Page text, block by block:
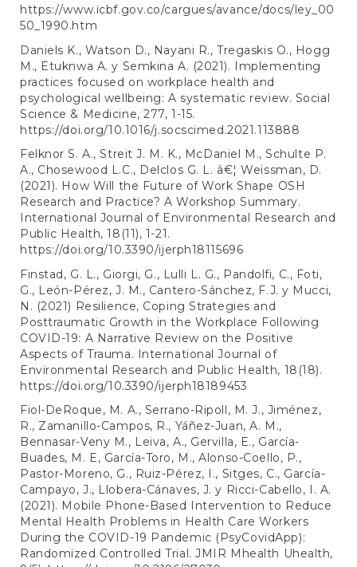
https://www.icbf.gov.co/cargues/avance/docs/ley_00
50_1990.htm
Daniels K., Watson D., Nayani R., Tregaskis O., Hogg
M., Etuknwa A. y Semkina A. (2021). Implementing
practices focused on workplace health and
psychological wellbeing: A systematic review. Social
Science & Medicine, 277, 1-15.
https://doi.org/10.1016/j.socscimed.2021.113888
Felknor S. A., Streit J. M. K., McDaniel M., Schulte P.
A., Chosewood L.C., Delclos G. L. â€¦ Weissman, D.
(2021). How Will the Future of Work Shape OSH
Research and Practice? A Workshop Summary.
International Journal of Environmental Research and
Public Health, 18(11), 1-21.
https://doi.org/10.3390/ijerph18115696
Finstad, G. L., Giorgi, G., Lulli L. G., Pandolfi, C., Foti,
G., León-Pérez, J. M., Cantero-Sánchez, F.J. y Mucci,
N. (2021) Resilience, Coping Strategies and
Posttraumatic Growth in the Workplace Following
COVID-19: A Narrative Review on the Positive
Aspects of Trauma. International Journal of
Environmental Research and Public Health, 18(18).
https://doi.org/10.3390/ijerph18189453
Fiol-DeRoque, M. A., Serrano-Ripoll, M. J., Jiménez,
R., Zamanillo-Campos, R., Yáñez-Juan, A. M.,
Bennasar-Veny M., Leiva, A., Gervilla, E., García-
Buades, M. E, García-Toro, M., Alonso-Coello, P.,
Pastor-Moreno, G., Ruiz-Pérez, I., Sitges, C., García-
Campayo, J., Llobera-Cánaves, J. y Ricci-Cabello, I. A.
(2021). Mobile Phone-Based Intervention to Reduce
Mental Health Problems in Health Care Workers
During the COVID-19 Pandemic (PsyCovidApp):
Randomized Controlled Trial. JMIR Mhealth Uhealth,